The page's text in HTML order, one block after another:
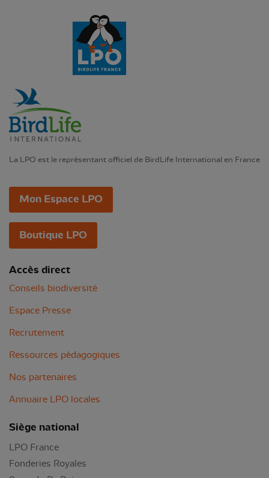
La LPO est le représentant officiel de BirdLife International en France
Mon Espace LPO
Boutique LPO
Accès direct
Conseils biodiversité
Espace Presse
Recrutement
Ressources pédagogiques
Nos partenaires
Annuaire LPO locales
Siège national
LPO France
Fonderies Royales